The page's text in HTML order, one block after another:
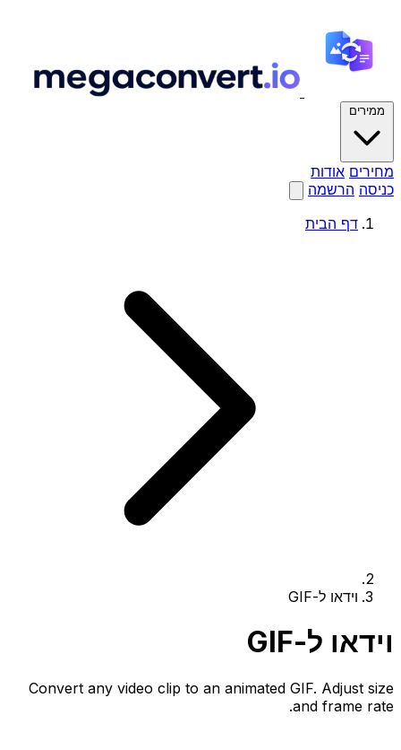
ממירים
מחירים אודות
כניסה הרשמה
דף הבית
וידאו ל-GIF
וידאו ל-GIF
Convert any video clip to an animated GIF. Adjust size
and frame rate.